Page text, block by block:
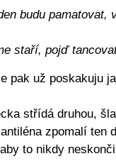
budu pamatovat,
staří, pojď
pak už poskakuju
střídá druhou,
zpomalí ten
to nikdy